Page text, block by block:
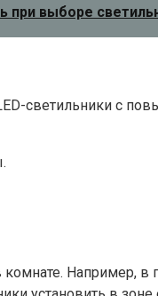
при выборе
светильники с
Например, в